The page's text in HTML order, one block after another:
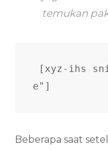
temukan
[xyz-ihs
e"]
Beberapa saat